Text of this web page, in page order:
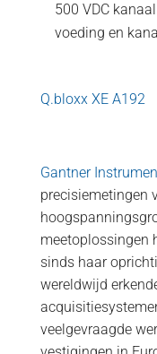
500 VDC
voeding en
Q.bloxx XE A192
Gantner
precisiemetingen
meetoplossingen
sinds haar
wereldwijd
veelgevraagde